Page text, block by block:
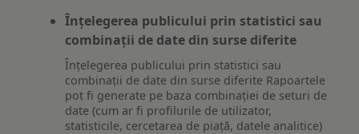
Înțelegerea publicului prin statistici sau
combinații de date din surse diferite
Înțelegerea publicului prin statistici sau
combinații de date din surse diferite Rapoartele
pot fi generate pe baza combinației de seturi de
date (cum ar fi profilurile de utilizator,
statisticile, cercetarea de piață, datele analitice)